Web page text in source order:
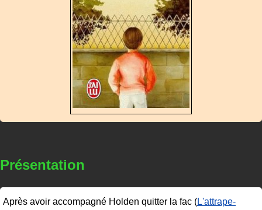
Présentation
Après avoir accompagné Holden quitter la fac (L'attrape-